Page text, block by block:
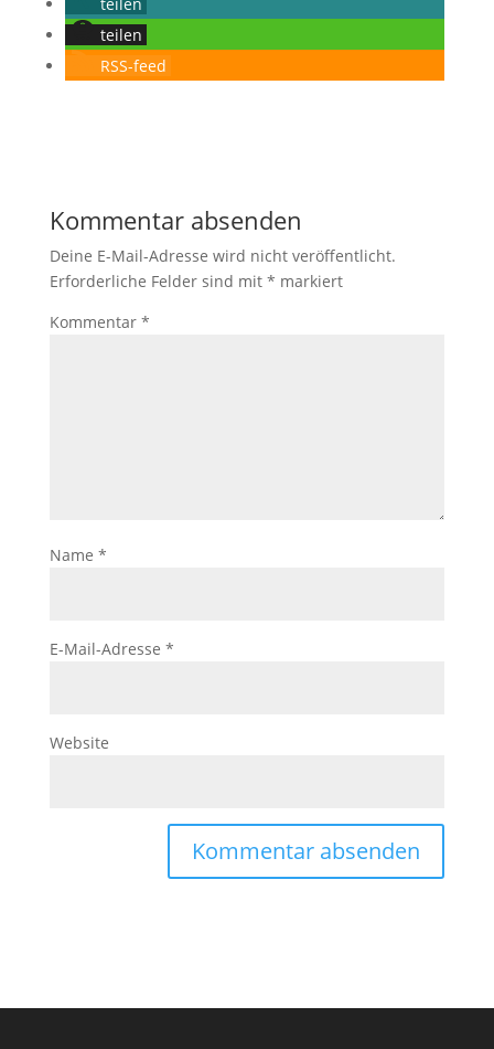
teilen
RSS-feed
Kommentar absenden
Deine E-Mail-Adresse wird nicht veröffentlicht.
Erforderliche Felder sind mit * markiert
Kommentar *
Name *
E-Mail-Adresse *
Website